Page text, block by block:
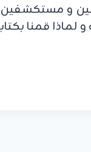
و مستكشفين
قمنا